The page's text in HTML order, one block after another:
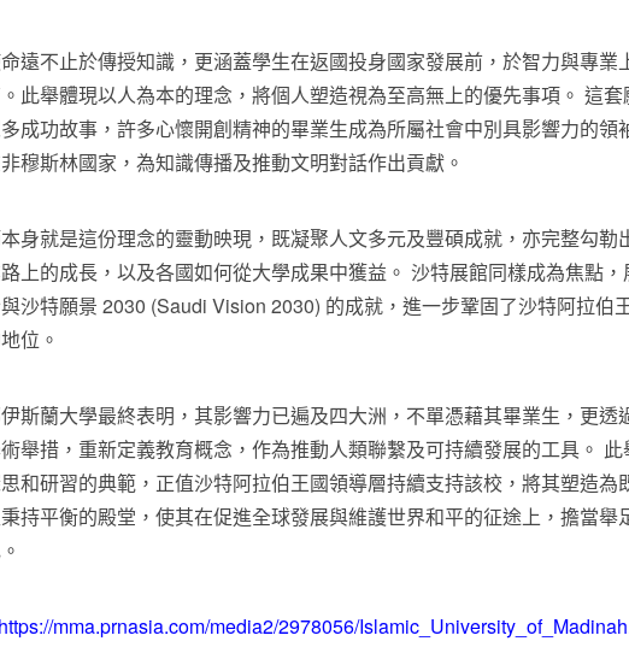
遠不止於傳授知識，更涵蓋學生在返國投身國家發展前，於智力與專業
此舉體現以人為本的理念，將個人塑造視為至高無上的優先事項。 這套
成功故事，許多心懷開創精神的畢業生成為所屬社會中別具影響力的領
穆斯林國家，為知識傳播及推動文明對話作出貢獻。
身就是這份理念的靈動映現，既凝聚人文多元及豐碩成就，亦完整勾勒
上的成長，以及各國如何從大學成果中獲益。 沙特展館同樣成為焦點，
沙特願景 2030 (Saudi Vision 2030) 的成就，進一步鞏固了沙特阿拉伯
位。
斯蘭大學最終表明，其影響力已遍及四大洲，不單憑藉其畢業生，更透
舉措，重新定義教育概念，作為推動人類聯繫及可持續發展的工具。 此
和研習的典範，正值沙特阿拉伯王國領導層持續支持該校，將其塑造為
持平衡的殿堂，使其在促進全球發展與維護世界和平的征途上，擔當舉
https://mma.prnasia.com/media2/2978056/